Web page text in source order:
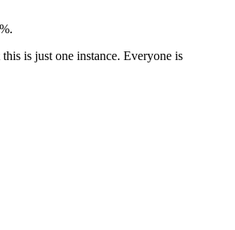
is just one instance. Everyone is